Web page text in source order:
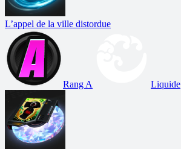
L’appel de la ville distordue
Rang A Liquide